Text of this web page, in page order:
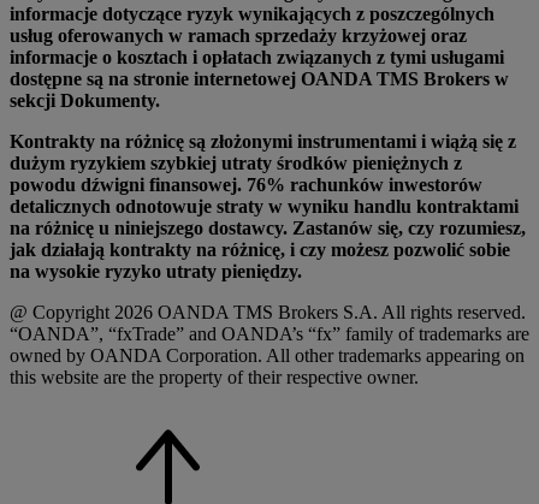
informacje dotyczące ryzyk wynikających z poszczególnych
usług oferowanych w ramach sprzedaży krzyżowej oraz
informacje o kosztach i opłatach związanych z tymi usługami
dostępne są na stronie internetowej OANDA TMS Brokers w
sekcji Dokumenty.
Kontrakty na różnicę są złożonymi instrumentami i wiążą się z
dużym ryzykiem szybkiej utraty środków pieniężnych z
powodu dźwigni finansowej. 76% rachunków inwestorów
detalicznych odnotowuje straty w wyniku handlu kontraktami
na różnicę u niniejszego dostawcy. Zastanów się, czy rozumiesz,
jak działają kontrakty na różnicę, i czy możesz pozwolić sobie
na wysokie ryzyko utraty pieniędzy.
@ Copyright 2026 OANDA TMS Brokers S.A. All rights reserved.
“OANDA”, “fxTrade” and OANDA’s “fx” family of trademarks are
owned by OANDA Corporation. All other trademarks appearing on
this website are the property of their respective owner.